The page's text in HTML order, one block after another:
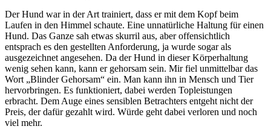
Der Hund war in der Art trainiert, dass er mit dem Kopf beim
Laufen in den Himmel schaute. Eine unnatürliche Haltung für einen
Hund. Das Ganze sah etwas skurril aus, aber offensichtlich
entsprach es den gestellten Anforderung, ja wurde sogar als
ausgezeichnet angesehen. Da der Hund in dieser Körperhaltung
wenig sehen kann, kann er gehorsam sein. Mir fiel unmittelbar das
Wort „Blinder Gehorsam“ ein. Man kann ihn in Mensch und Tier
hervorbringen. Es funktioniert, dabei werden Topleistungen
erbracht. Dem Auge eines sensiblen Betrachters entgeht nicht der
Preis, der dafür gezahlt wird. Würde geht dabei verloren und noch
viel mehr.